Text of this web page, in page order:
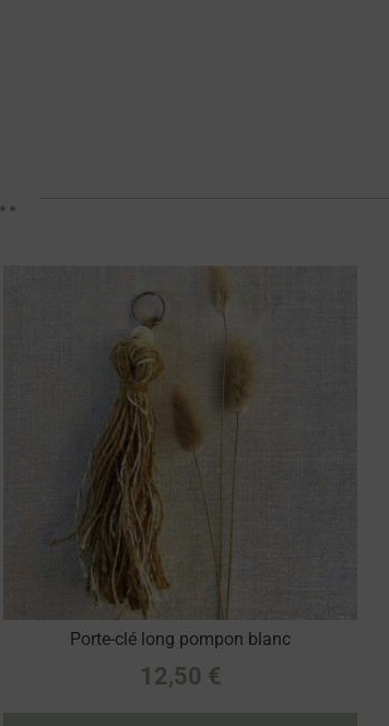
Porte-clé long pompon blanc
12,50 €